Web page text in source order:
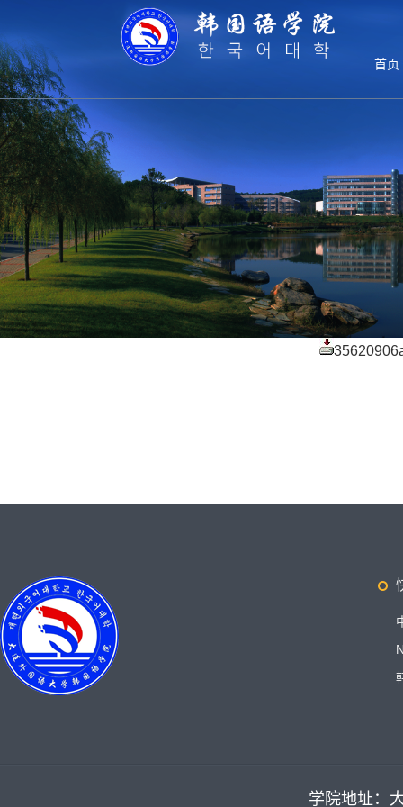
首页
本科生教育
培养方案
教学管理
教学成果
教学管理
附件3
附件2
附件1
学院地址：